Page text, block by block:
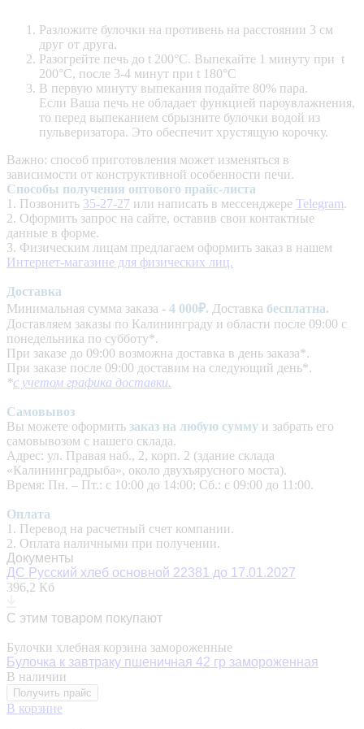
Разложите булочки на противень на расстоянии 3 см
друг от друга.
Разогрейте печь до t 200°C. Выпекайте 1 минуту при t
200°C, после 3-4 минут при t 180°C
В первую минуту выпекания подайте 80% пара.
Если Ваша печь не обладает функцией пароувлажнения,
то перед выпеканием сбрызните булочки водой из
пульверизатора. Это обеспечит хрустящую корочку.
Важно: способ приготовления может изменяться в
зависимости от конструктивной особенности печи.
Способы получения оптового прайс-листа
1. Позвонить 35-27-27 или написать в мессенджере Telegram.
2. Оформить запрос на сайте, оставив свои контактные
данные в форме.
3. Физическим лицам предлагаем оформить заказ в нашем
Интернет-магазине для физических лиц.
Доставка
Минимальная сумма заказа - 4 000₽. Доставка бесплатна.
Доставляем заказы по Калининграду и области после 09:00 с
понедельника по субботу*.
При заказе до 09:00 возможна доставка в день заказа*.
При заказе после 09:00 доставим на следующий день*.
*с учетом графика доставки.
Самовывоз
Вы можете оформить заказ на любую сумму и забрать его
самовывозом с нашего склада.
Адрес: ул. Правая наб., 2, корп. 2 (здание склада
«Калининградрыба», около двухъярусного моста).
Время: Пн. – Пт.: с 10:00 до 14:00; Сб.: с 09:00 до 11:00.
Оплата
1. Перевод на расчетный счет компании.
2. Оплата наличными при получении.
Документы
ДС Русский хлеб основной 22381 до 17.01.2027
396,2 Кб
С этим товаром покупают
Булочки хлебная корзина замороженные
Булочка к завтраку пшеничная 42 гр замороженная
В наличии
Получить прайс
В корзине